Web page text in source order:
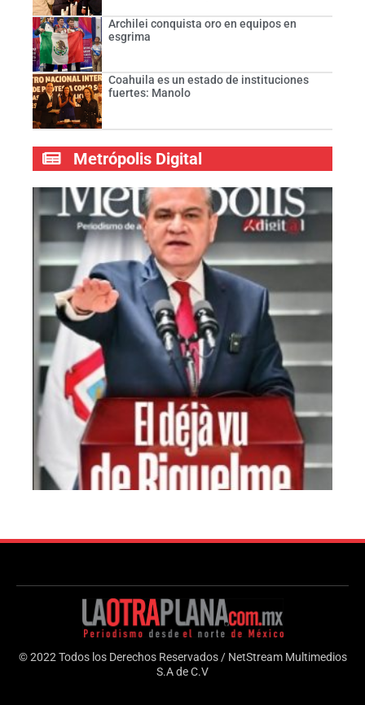
Archilei conquista oro en equipos en
esgrima
Coahuila es un estado de instituciones
fuertes: Manolo
Metrópolis Digital
© 2022 Todos los Derechos Reservados / NetStream Multimedios
S.A de C.V